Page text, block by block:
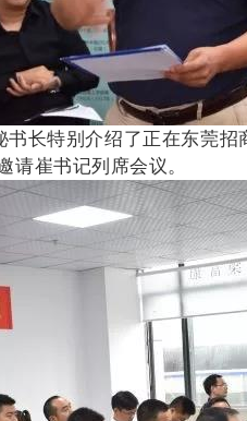
长特别介绍了正在东莞
请崔书记列席会议。